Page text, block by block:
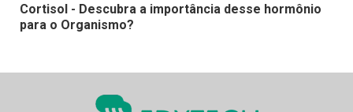
Cortisol - Descubra a importância desse hormônio
para o Organismo?